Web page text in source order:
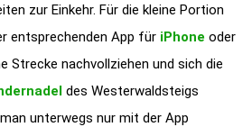
zur Einkehr. Für die kleine Portion
entsprechenden App für iPhone oder
Strecke nachvollziehen und sich die
des Westerwaldsteigs
unterwegs nur mit der App